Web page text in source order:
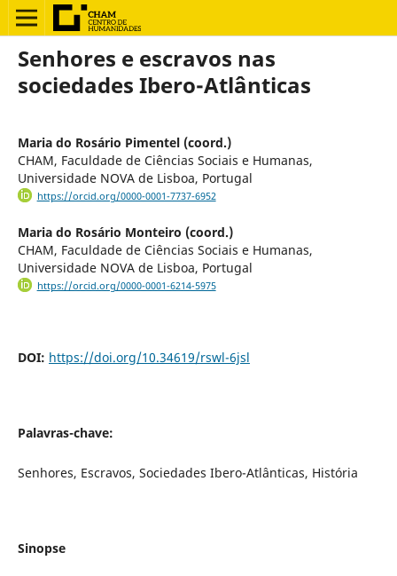
Senhores e escravos nas
sociedades Ibero-Atlânticas
Maria do Rosário Pimentel (coord.)
CHAM, Faculdade de Ciências Sociais e Humanas,
Universidade NOVA de Lisboa, Portugal
https://orcid.org/0000-0001-7737-6952
Maria do Rosário Monteiro (coord.)
CHAM, Faculdade de Ciências Sociais e Humanas,
Universidade NOVA de Lisboa, Portugal
https://orcid.org/0000-0001-6214-5975
DOI: https://doi.org/10.34619/rswl-6jsl
Palavras-chave:
Senhores, Escravos, Sociedades Ibero-Atlânticas, História
Sinopse